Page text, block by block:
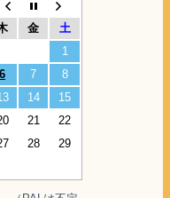
金
土
1
6 7
8
14
15
21
22
28
29